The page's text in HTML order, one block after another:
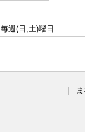
毎週(日,土)曜日